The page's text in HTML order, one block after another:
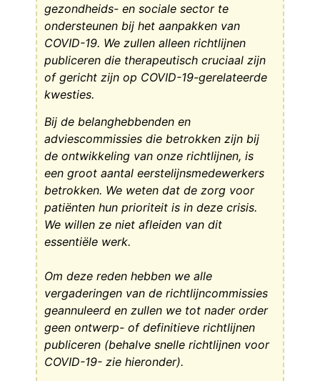
gezondheids- en sociale sector te
ondersteunen bij het aanpakken van
COVID-19. We zullen alleen richtlijnen
publiceren die therapeutisch cruciaal zijn
of gericht zijn op COVID-19-gerelateerde
kwesties.
Bij de belanghebbenden en
adviescommissies die betrokken zijn bij
de ontwikkeling van onze richtlijnen, is
een groot aantal eerstelijnsmedewerkers
betrokken. We weten dat de zorg voor
patiënten hun prioriteit is in deze crisis.
We willen ze niet afleiden van dit
essentiële werk.
Om deze reden hebben we alle
vergaderingen van de richtlijncommissies
geannuleerd en zullen we tot nader order
geen ontwerp- of definitieve richtlijnen
publiceren (behalve snelle richtlijnen voor
COVID-19- zie hieronder).